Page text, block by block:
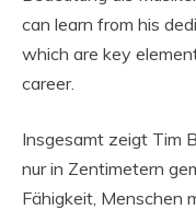
can learn from his
which are key
career.
Insgesamt zeigt Tim
nur in Zentimetern
Fähigkeit, Menschen